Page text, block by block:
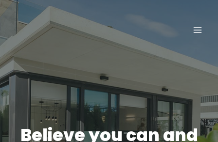
Aller
contenu
Believe you can and